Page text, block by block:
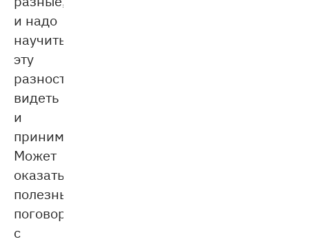
и надо
научиться
эту
разность
видеть
и
принимать.
Может
оказаться
полезным
поговорить
с